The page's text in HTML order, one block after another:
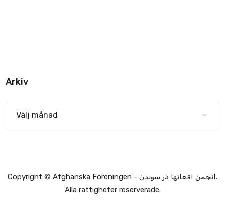
Arkiv
Copyright © Afghanska Föreningen - انجمن افغانها در سویدن.
Alla rättigheter reserverade.